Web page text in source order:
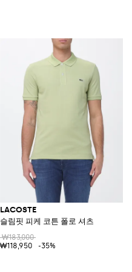
LACOSTE
슬림핏 피케 코튼 폴로 셔츠
₩183,000
₩118,950
-35%